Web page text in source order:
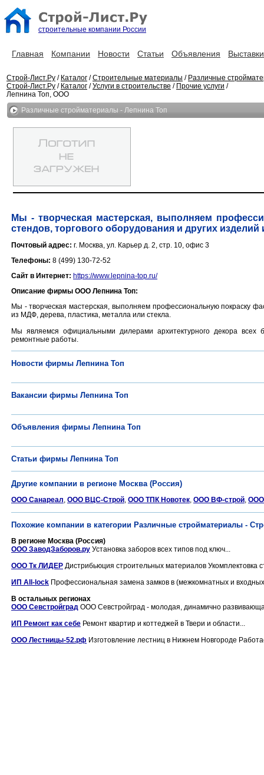
строительные компании России
Главная Компании Новости Статьи Объявления Выставки
Строй-Лист.Ру / Каталог /Строительные материалы / Различные
Строй-Лист.Ру / Каталог /Услуги в строительстве / Прочие услуги /
Лепнина Топ, ООО
Различные стройматериалы - Лепнина Топ
Мы - творческая мастерская, выполняем
стендов, торгового оборудования и других
Почтовый адрес: г. Москва, ул. Карьер д. 2, стр. 10, офис 3
Телефоны: 8 (499) 130-72-52
Сайт в Интернет: https://www.lepnina-top.ru/
Описание фирмы ООО Лепнина Топ:
Мы - творческая мастерская, выполняем профессиональную покраску
из МДФ, дерева, пластика, металла или стекла.
Мы являемся официальными дилерами архитектурного декора
ремонтные работы.
Новости фирмы Лепнина Топ
Вакансии фирмы Лепнина Топ
Объявления фирмы Лепнина Топ
Статьи фирмы Лепнина Топ
Другие компании в регионе Москва (Россия)
ООО Санареал, ООО ВЦС-Строй, ООО ТПК Новотек, ООО ВФ-строй, ООО
Похожие компании в категории Различные стройматериалы -
В регионе Москва (Россия)
ООО ЗаводЗаборов.ру Установка заборов всех типов под ключ...
ООО Тк ЛИДЕР Дистрибьюция строительных материалов Укомплектовка
ИП All-lock Профессиональная замена замков в (межкомнатных и
В остальных регионах
ООО Севстройград ООО Севстройград - молодая, динамично
ИП Ремонт как себе Ремонт квартир и коттеджей в Твери и области...
OOO Лестницы-52.рф Изготовление лестниц в Нижнем Новгороде